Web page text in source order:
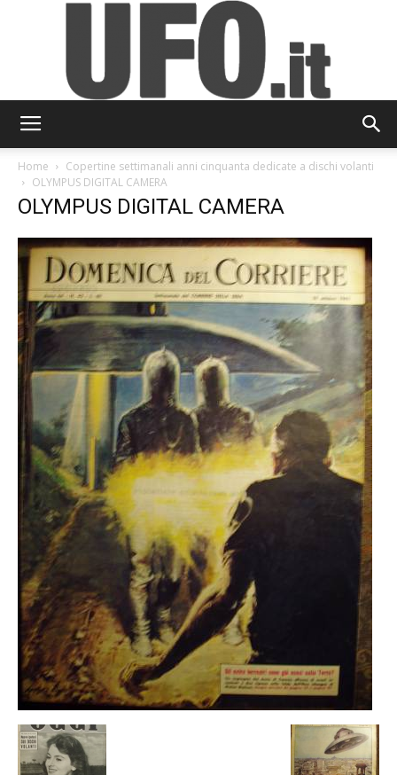
Home
Copertine settimanali anni cinquanta dedicate a dischi volanti
OLYMPUS DIGITAL CAMERA
OLYMPUS DIGITAL CAMERA